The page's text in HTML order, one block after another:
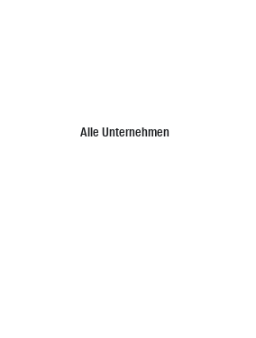
Alle Unternehmen